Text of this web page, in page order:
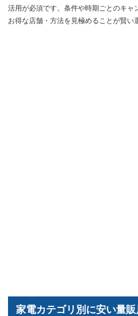
活用が必須です。条件や時期ごとのキャ
お得な店舗・方法を見極めることが賢い
家電カテゴリ別に安い量